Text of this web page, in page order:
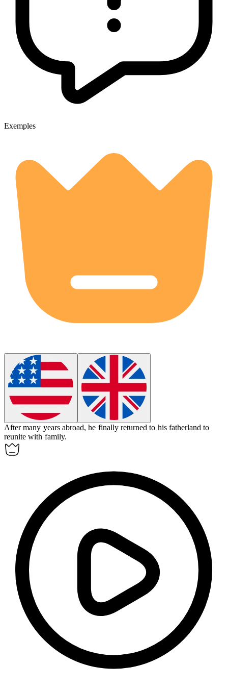
Exemples
After many years abroad, he finally returned to his fatherland to
reunite with family.